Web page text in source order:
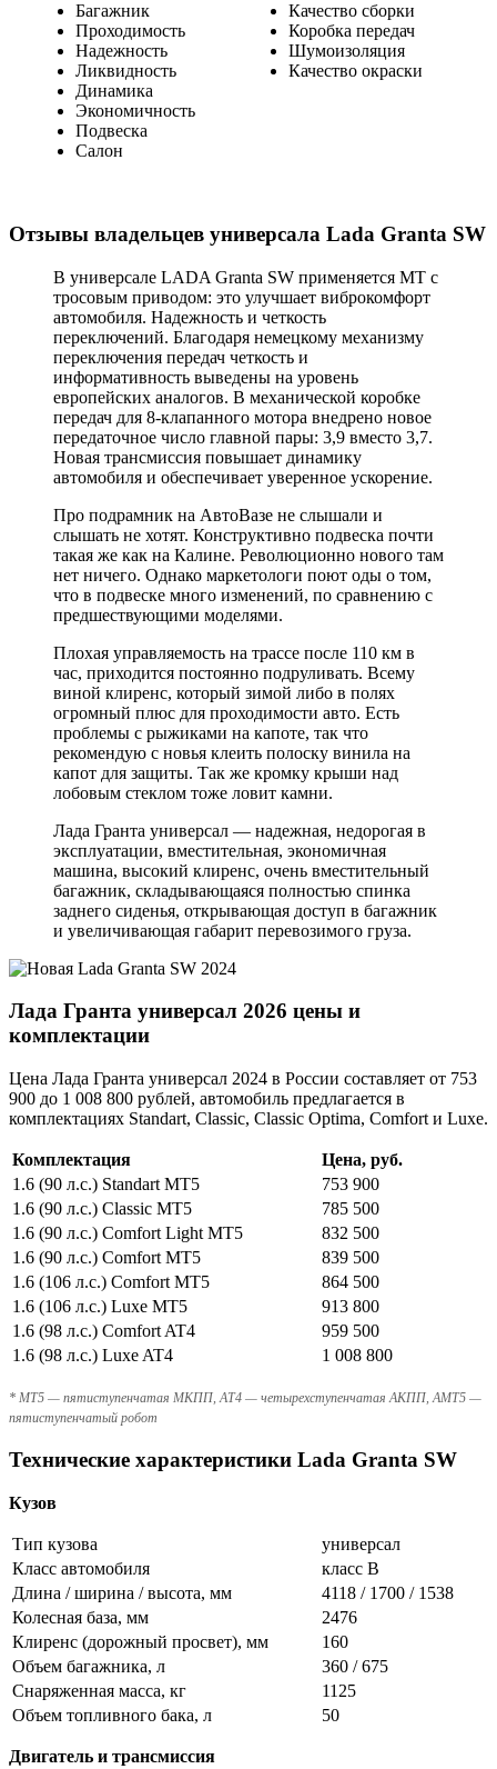
Багажник
Проходимость
Надежность
Ликвидность
Динамика
Экономичность
Подвеска
Салон
Качество сборки
Коробка передач
Шумоизоляция
Качество окраски
Отзывы владельцев универсала Lada Granta SW
В универсале LADA Granta SW применяется МТ с
тросовым приводом: это улучшает виброкомфорт
автомобиля. Надежность и четкость
переключений. Благодаря немецкому механизму
переключения передач четкость и
информативность выведены на уровень
европейских аналогов. В механической коробке
передач для 8-клапанного мотора внедрено новое
передаточное число главной пары: 3,9 вместо 3,7.
Новая трансмиссия повышает динамику
автомобиля и обеспечивает уверенное ускорение.
Про подрамник на АвтоВазе не слышали и
слышать не хотят. Конструктивно подвеска почти
такая же как на Калине. Революционно нового там
нет ничего. Однако маркетологи поют оды о том,
что в подвеске много изменений, по сравнению с
предшествующими моделями.
Плохая управляемость на трассе после 110 км в
час, приходится постоянно подруливать. Всему
виной клиренс, который зимой либо в полях
огромный плюс для проходимости авто. Есть
проблемы с рыжиками на капоте, так что
рекомендую с новья клеить полоску винила на
капот для защиты. Так же кромку крыши над
лобовым стеклом тоже ловит камни.
Лада Гранта универсал — надежная, недорогая в
эксплуатации, вместительная, экономичная
машина, высокий клиренс, очень вместительный
багажник, складывающаяся полностью спинка
заднего сиденья, открывающая доступ в багажник
и увеличивающая габарит перевозимого груза.
Лада Гранта универсал 2026 цены и
комплектации
Цена Лада Гранта универсал 2024 в России составляет от 753
900 до 1 008 800 рублей, автомобиль предлагается в
комплектациях Standart, Classic, Classic Optima, Comfort и Luxe.
Комплектация
Цена, руб.
1.6 (90 л.с.) Standart MT5
753 900
1.6 (90 л.с.) Classic MT5
785 500
1.6 (90 л.с.) Comfort Light MT5
832 500
1.6 (90 л.с.) Comfort MT5
839 500
1.6 (106 л.с.) Comfort MT5
864 500
1.6 (106 л.с.) Luxe MT5
913 800
1.6 (98 л.с.) Comfort AT4
959 500
1.6 (98 л.с.) Luxe AT4
1 008 800
* MT5 — пятиступенчатая МКПП, AT4 — четырехступенчатая АКПП, AMT5 —
пятиступенчатый робот
Технические характеристики Lada Granta SW
Кузов
Тип кузова
универсал
Класс автомобиля
класс B
Длина / ширина / высота, мм
4118 / 1700 / 1538
Колесная база, мм
2476
Клиренс (дорожный просвет), мм
160
Объем багажника, л
360 / 675
Снаряженная масса, кг
1125
Объем топливного бака, л
50
Двигатель и трансмиссия